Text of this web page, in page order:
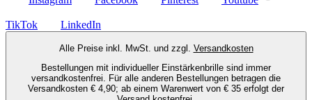
TikTok LinkedIn
Alle Preise inkl. MwSt. und zzgl. Versandkosten
Bestellungen mit individueller Einstärkenbrille sind immer
versandkostenfrei. Für alle anderen Bestellungen betragen die
Versandkosten € 4,90; ab einem Warenwert von € 35 erfolgt der